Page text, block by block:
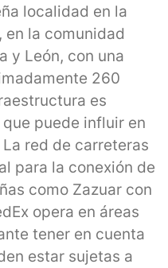
localidad en la
en la comunidad
y León, con una
260
es
puede influir en
red de carreteras
para la conexión de
como Zazuar con
opera en áreas
tener en cuenta
estar sujetas a